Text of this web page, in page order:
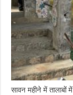
सावन महीने में तालाबों में